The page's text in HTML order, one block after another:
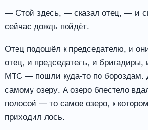
— Стой здесь, — сказал отец, — и
сейчас дождь пойдёт.
Отец подошёл к председателю, и
отец, и председатель, и бригадиры,
МТС — пошли куда-то по бороздам.
самому озеру. А озеро блестело
полосой — то самое озеро, к
приходил лось.